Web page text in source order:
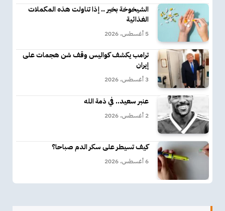
الشيخوخة بخير .. إذا تناولت هذه المكملات
الغذائية
5 أغسطس، 2026
ترامب يكشف كواليس وقف شن هجمات على
إيران
3 أغسطس، 2026
عنبر سعيد.. في ذمة الله
2 أغسطس، 2026
كيف تسيطر على سكر الدم صباحا؟
6 أغسطس، 2026